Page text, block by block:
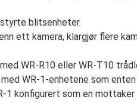
blitsenheter.
ett kamera, klargjør flere
WR-R10 eller WR-T10
WR-1-enhetene som
1 konfigurert som en